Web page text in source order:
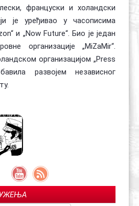
француски и холандски
је уређивао у часописима
и „Now Future“. Био је један
организације „MiZaMir“.
организацијом „Press
развојем независног